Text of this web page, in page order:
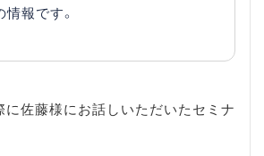
報です。
佐藤様にお話しいただいたセミナ